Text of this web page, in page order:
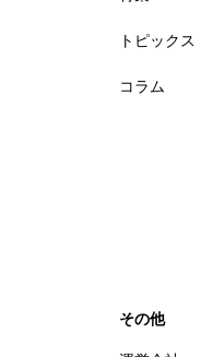
トピックス
コラム
その他